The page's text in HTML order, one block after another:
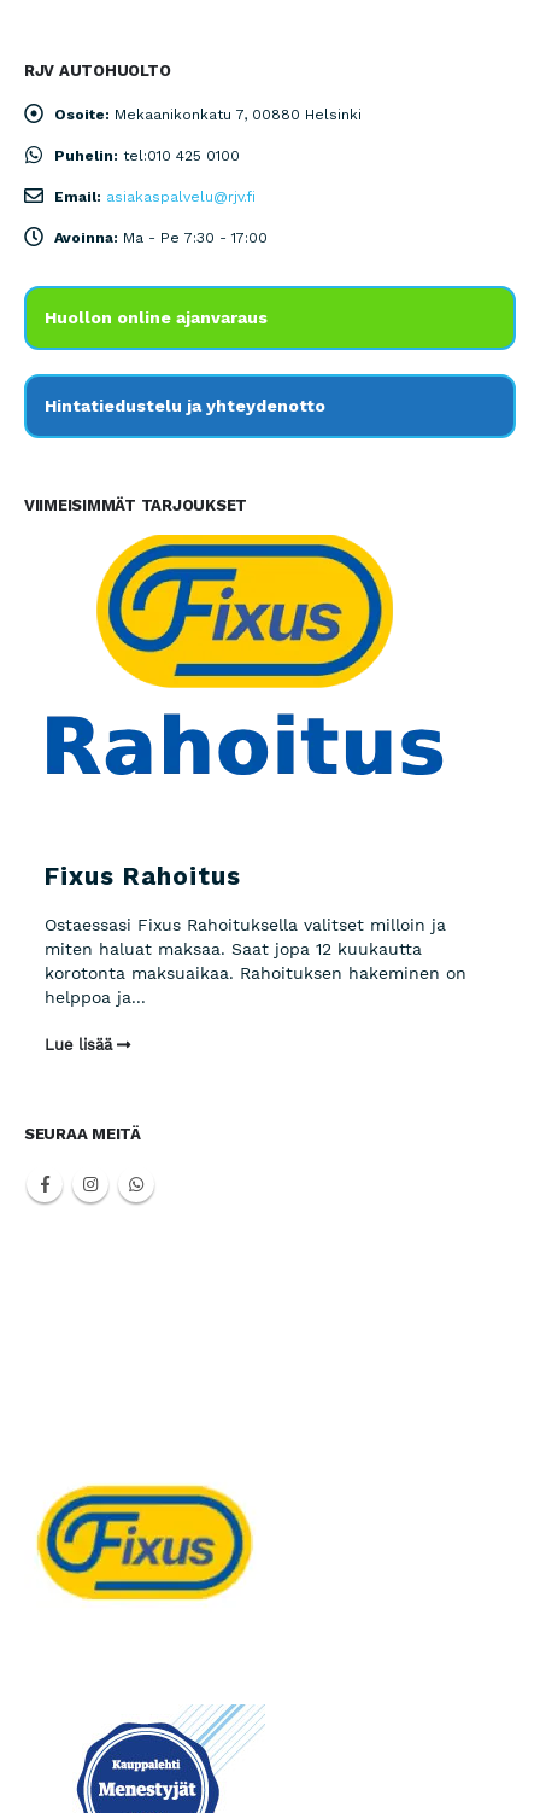
RJV AUTOHUOLTO
Osoite: Mekaanikonkatu 7, 00880 Helsinki
Puhelin: tel:010 425 0100
Email: asiakaspalvelu@rjv.fi
Avoinna: Ma - Pe 7:30 - 17:00
Huollon online ajanvaraus
Hintatiedustelu ja yhteydenotto
VIIMEISIMMÄT TARJOUKSET
Fixus Rahoitus
Ostaessasi Fixus Rahoituksella valitset milloin ja
miten haluat maksaa. Saat jopa 12 kuukautta
korotonta maksuaikaa. Rahoituksen hakeminen on
helppoa ja...
Lue lisää
SEURAA MEITÄ